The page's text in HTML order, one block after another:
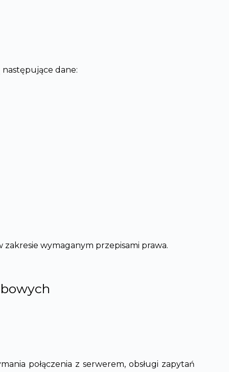
dane:
wymaganym przepisami prawa.
połączenia z serwerem, obsługi zapytań